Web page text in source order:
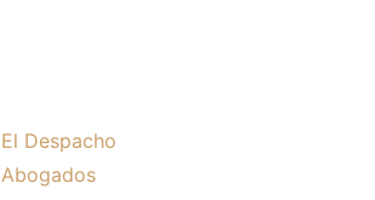
El Despacho
Abogados